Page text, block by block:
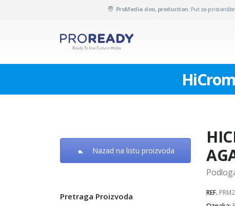
ProMedia doo, production:Put za pristanište
REF.
Nazad na listu proizvoda
Pretraga Proizvoda